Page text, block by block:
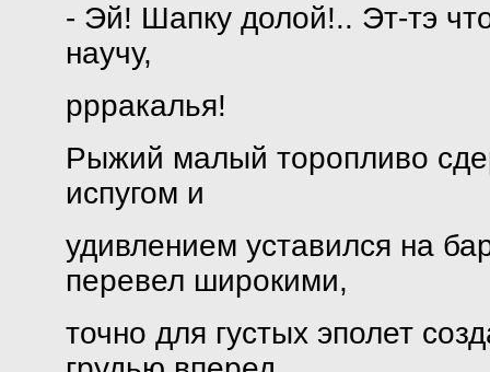
- Эй! Шапку долой!.. Эт-тэ
научу,
ррракалья!
Рыжий малый торопливо
испугом и
удивлением уставился на
перевел широкими,
точно для густых эполет